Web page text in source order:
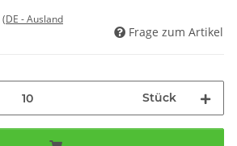
(DE - Ausland
Frage zum Artikel
Stück